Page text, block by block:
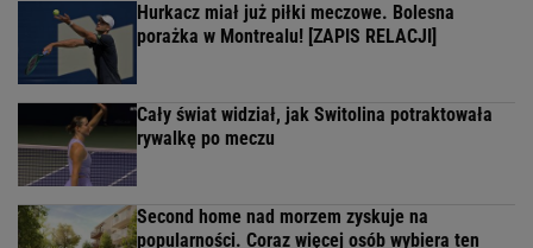
Hurkacz miał już piłki meczowe. Bolesna
porażka w Montrealu! [ZAPIS RELACJI]
Cały świat widział, jak Switolina potraktowała
rywalkę po meczu
Second home nad morzem zyskuje na
popularności. Coraz więcej osób wybiera ten